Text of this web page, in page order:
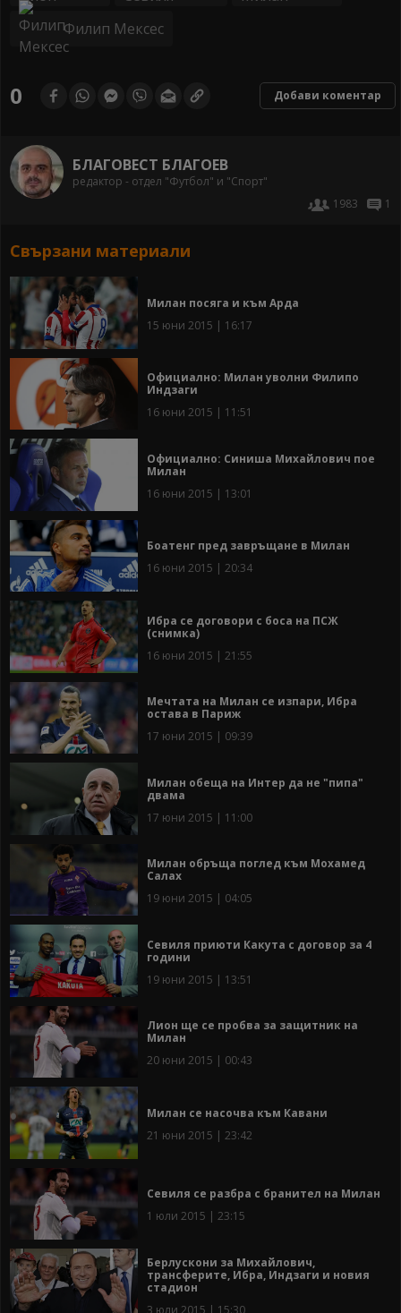
Филип Мексес
0 Добави коментар
БЛАГОВЕСТ БЛАГОЕВ
редактор - отдел "Футбол" и "Спорт"
1983
1
Свързани материали
Милан посяга и към Арда
15 юни 2015 | 16:17
Официално: Милан уволни Филипо
Индзаги
16 юни 2015 | 11:51
Официално: Синиша Михайлович пое
Милан
16 юни 2015 | 13:01
Боатенг пред завръщане в Милан
16 юни 2015 | 20:34
Ибра се договори с боса на ПСЖ
(снимка)
16 юни 2015 | 21:55
Мечтата на Милан се изпари, Ибра
остава в Париж
17 юни 2015 | 09:39
Милан обеща на Интер да не "пипа"
двама
17 юни 2015 | 11:00
Милан обръща поглед към Мохамед
Салах
19 юни 2015 | 04:05
Севиля приюти Какута с договор за 4
години
19 юни 2015 | 13:51
Лион ще се пробва за защитник на
Милан
20 юни 2015 | 00:43
Милан се насочва към Кавани
21 юни 2015 | 23:42
Севиля се разбра с бранител на Милан
1 юли 2015 | 23:15
Берлускони за Михайлович,
трансферите, Ибра, Индзаги и новия
стадион
3 юли 2015 | 15:30